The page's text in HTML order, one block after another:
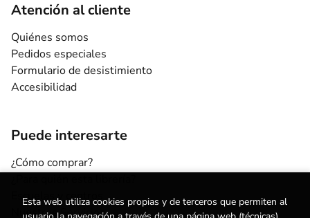
Atención al cliente
Quiénes somos
Pedidos especiales
Formulario de desistimiento
Accesibilidad
Puede interesarte
¿Cómo comprar?
Escuelas y centros
Nuestros Servicios
Esta web utiliza cookies propias y de terceros que permiten al